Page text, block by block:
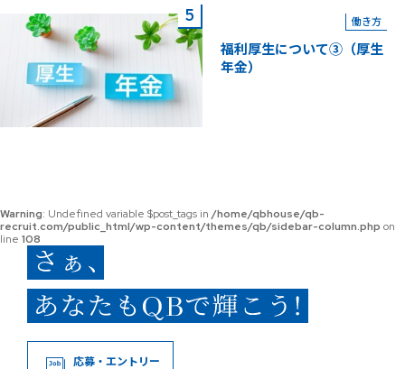
働き方
福利厚生について③（厚生
年金）
Warning: Undefined variable $post_tags in /home/qbhouse/qb-
recruit.com/public_html/wp-content/themes/qb/sidebar-column.php on
line 108
応募・エントリー